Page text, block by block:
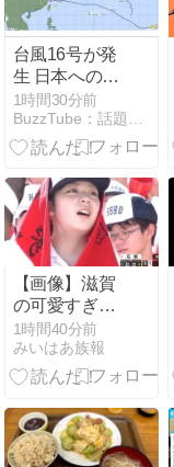
台風16号が発
生 日本への影
響は(2026年8
月9日)
1時間30分前
【画像】滋賀
の可愛すぎる
学生さん、甲
子園で発見さ
れる
1時間40分前
みいはあ族報